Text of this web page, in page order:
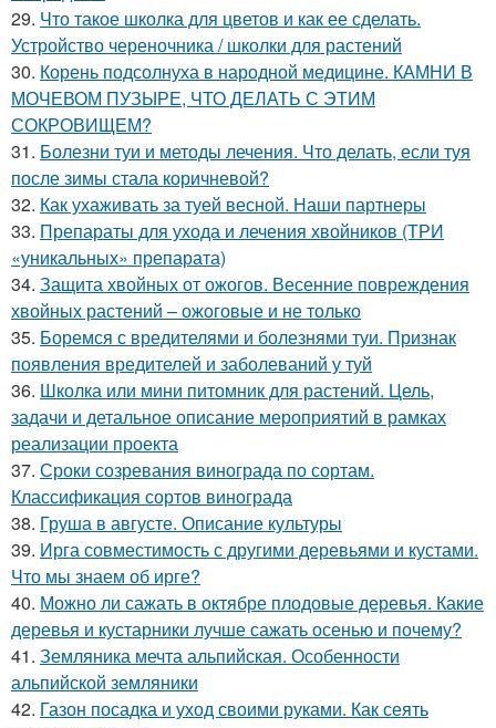
29. Что такое школка для цветов и как ее сделать.
Устройство череночника / школки для растений
30. Корень подсолнуха в народной медицине. КАМНИ В
МОЧЕВОМ ПУЗЫРЕ, ЧТО ДЕЛАТЬ С ЭТИМ
СОКРОВИЩЕМ?
31. Болезни туи и методы лечения. Что делать, если туя
после зимы стала коричневой?
32. Как ухаживать за туей весной. Наши партнеры
33. Препараты для ухода и лечения хвойников (ТРИ
«уникальных» препарата)
34. Защита хвойных от ожогов. Весенние повреждения
хвойных растений – ожоговые и не только
35. Боремся с вредителями и болезнями туи. Признак
появления вредителей и заболеваний у туй
36. Школка или мини питомник для растений. Цель,
задачи и детальное описание мероприятий в рамках
реализации проекта
37. Сроки созревания винограда по сортам.
Классификация сортов винограда
38. Груша в августе. Описание культуры
39. Ирга совместимость с другими деревьями и кустами.
Что мы знаем об ирге?
40. Можно ли сажать в октябре плодовые деревья. Какие
деревья и кустарники лучше сажать осенью и почему?
41. Земляника мечта альпийская. Особенности
альпийской земляники
42. Газон посадка и уход своими руками. Как сеять